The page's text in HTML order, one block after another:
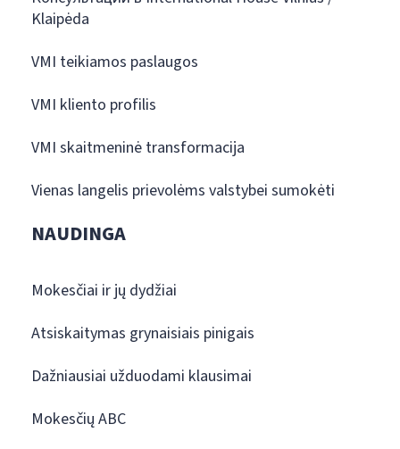
Klaipėda
VMI teikiamos paslaugos
VMI kliento profilis
VMI skaitmeninė transformacija
Vienas langelis prievolėms valstybei sumokėti
NAUDINGA
Mokesčiai ir jų dydžiai
Atsiskaitymas grynaisiais pinigais
Dažniausiai užduodami klausimai
Mokesčių ABC